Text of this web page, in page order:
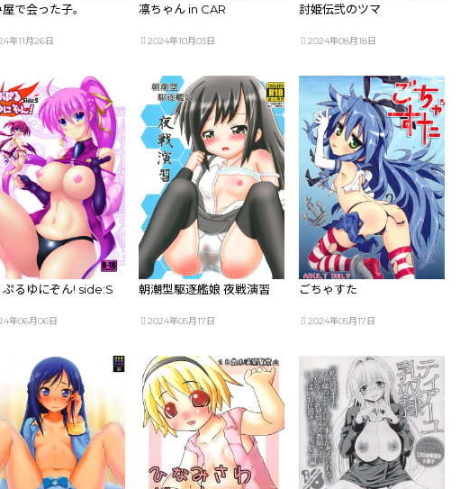
で会った子。
年11月26日
凛ちゃん in CAR
2024年10月03日
討姫伝弐のツマ
2024年08月18日
ぷるゆにぞん! side:S
年06月06日
朝潮型駆逐艦娘 夜戦演習
2024年05月17日
ごちゃすた
2024年05月17日